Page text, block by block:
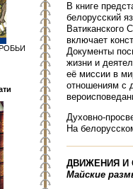
В книге
белорусский
Ватиканского
включает
Документы
жизни и
её миссии в
отношениям с
Духовно-
На
ДВИЖЕНИЯ И
Майские